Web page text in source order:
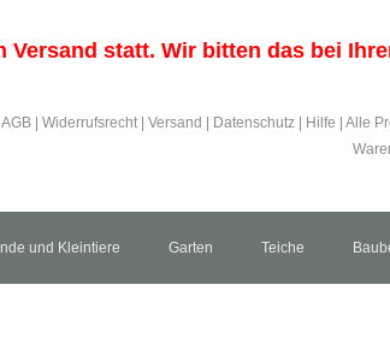
Versand statt. Wir bitten das bei
AGB Widerrufsrecht Versand Datenschutz Hilfe Alle
und Kleintiere Garten Teiche